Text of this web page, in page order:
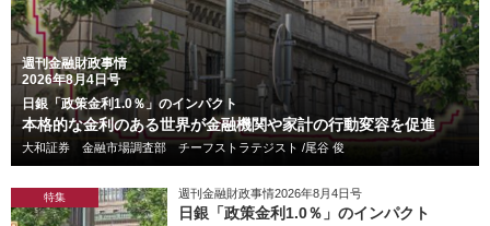
週刊金融財政事情
2026年8月4日号
日銀「政策金利1.0％」のインパクト
本格的な金利のある世界が金融機関や家計の行動変容を促進
大和証券 金融市場調査部 チーフストラテジスト /尾谷 俊
特集 週刊金融財政事情2026年8月4日号
日銀「政策金利1.0％」のインパクト